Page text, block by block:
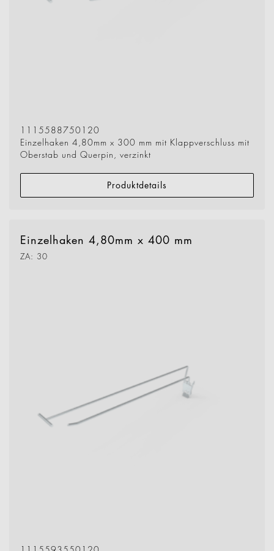
1115588750120
Einzelhaken 4,80mm x 300 mm mit Klappverschluss mit
Oberstab und Querpin, verzinkt
Produktdetails
Einzelhaken 4,80mm x 400 mm
ZA: 30